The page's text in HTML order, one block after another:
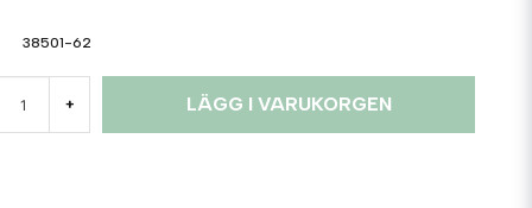
38501-62
+ LÄGG I VARUKORGEN